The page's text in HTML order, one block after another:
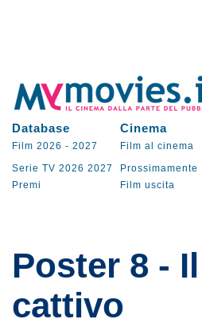
Database Cinema
Film 2026 - 2027 Film al cinema
Serie TV 2026 2027 Prossimamente
Premi
Film uscita
Poster 8 -
cattivo